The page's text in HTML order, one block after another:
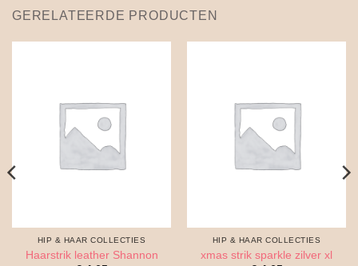
GERELATEERDE PRODUCTEN
HIP & HAAR COLLECTIES
Haarstrik leather Shannon
HIP & HAAR COLLECTIES
xmas strik sparkle zilver xl